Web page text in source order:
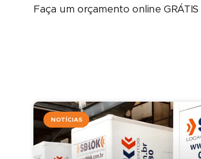
Faça um orçamento online GRÁTIS
NOTÍCIAS